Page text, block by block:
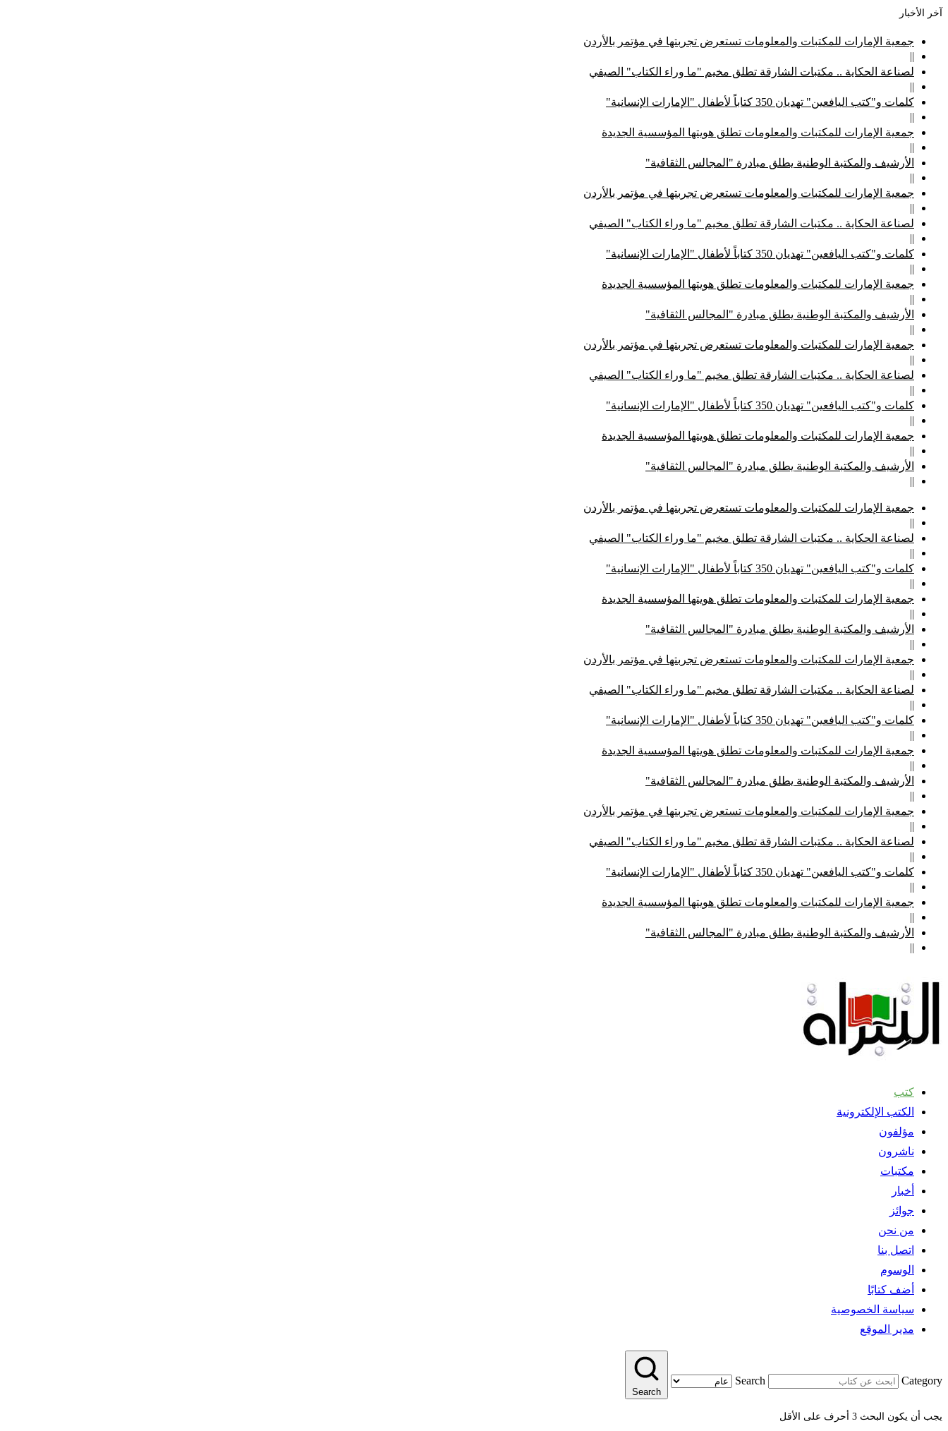
آخر الأخبار
جمعية الإمارات للمكتبات والمعلومات تستعرض تجربتها في مؤتمر بالأردن
||
لصناعة الحكاية .. مكتبات الشارقة تطلق مخيم "ما وراء الكتاب" الصيفي
||
كلمات و"كتب اليافعين" تهديان 350 كتاباً لأطفال "الإمارات الإنسانية"
||
جمعية الإمارات للمكتبات والمعلومات تطلق هويتها المؤسسية الجديدة
||
الأرشيف والمكتبة الوطنية يطلق مبادرة "المجالس الثقافية"
||
جمعية الإمارات للمكتبات والمعلومات تستعرض تجربتها في مؤتمر بالأردن
||
لصناعة الحكاية .. مكتبات الشارقة تطلق مخيم "ما وراء الكتاب" الصيفي
||
كلمات و"كتب اليافعين" تهديان 350 كتاباً لأطفال "الإمارات الإنسانية"
||
جمعية الإمارات للمكتبات والمعلومات تطلق هويتها المؤسسية الجديدة
||
الأرشيف والمكتبة الوطنية يطلق مبادرة "المجالس الثقافية"
||
جمعية الإمارات للمكتبات والمعلومات تستعرض تجربتها في مؤتمر بالأردن
||
لصناعة الحكاية .. مكتبات الشارقة تطلق مخيم "ما وراء الكتاب" الصيفي
||
كلمات و"كتب اليافعين" تهديان 350 كتاباً لأطفال "الإمارات الإنسانية"
||
جمعية الإمارات للمكتبات والمعلومات تطلق هويتها المؤسسية الجديدة
||
الأرشيف والمكتبة الوطنية يطلق مبادرة "المجالس الثقافية"
||
جمعية الإمارات للمكتبات والمعلومات تستعرض تجربتها في مؤتمر بالأردن
||
لصناعة الحكاية .. مكتبات الشارقة تطلق مخيم "ما وراء الكتاب" الصيفي
||
كلمات و"كتب اليافعين" تهديان 350 كتاباً لأطفال "الإمارات الإنسانية"
||
جمعية الإمارات للمكتبات والمعلومات تطلق هويتها المؤسسية الجديدة
||
الأرشيف والمكتبة الوطنية يطلق مبادرة "المجالس الثقافية"
||
جمعية الإمارات للمكتبات والمعلومات تستعرض تجربتها في مؤتمر بالأردن
||
لصناعة الحكاية .. مكتبات الشارقة تطلق مخيم "ما وراء الكتاب" الصيفي
||
كلمات و"كتب اليافعين" تهديان 350 كتاباً لأطفال "الإمارات الإنسانية"
||
جمعية الإمارات للمكتبات والمعلومات تطلق هويتها المؤسسية الجديدة
||
الأرشيف والمكتبة الوطنية يطلق مبادرة "المجالس الثقافية"
||
جمعية الإمارات للمكتبات والمعلومات تستعرض تجربتها في مؤتمر بالأردن
||
لصناعة الحكاية .. مكتبات الشارقة تطلق مخيم "ما وراء الكتاب" الصيفي
||
كلمات و"كتب اليافعين" تهديان 350 كتاباً لأطفال "الإمارات الإنسانية"
||
جمعية الإمارات للمكتبات والمعلومات تطلق هويتها المؤسسية الجديدة
||
الأرشيف والمكتبة الوطنية يطلق مبادرة "المجالس الثقافية"
||
كتب
الكتب الإلكترونية
مؤلفون
ناشرون
مكتبات
أخبار
جوائز
من نحن
اتصل بنا
الوسوم
أضف كتابًا
سياسة الخصوصية
مدير الموقع
Search Category
Search
يجب أن يكون البحث 3 أحرف على الأقل